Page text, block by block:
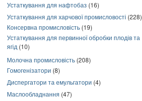
Устаткування для нафтобаз (16)
Устаткування для харчової промисловості (228)
Консервна промисловість (19)
Устаткування для первинної обробки плодів та
ягід (10)
Молочна промисловість (208)
Гомогенізатори (8)
Диспергатори та емульгатори (4)
Маслообладнання (47)